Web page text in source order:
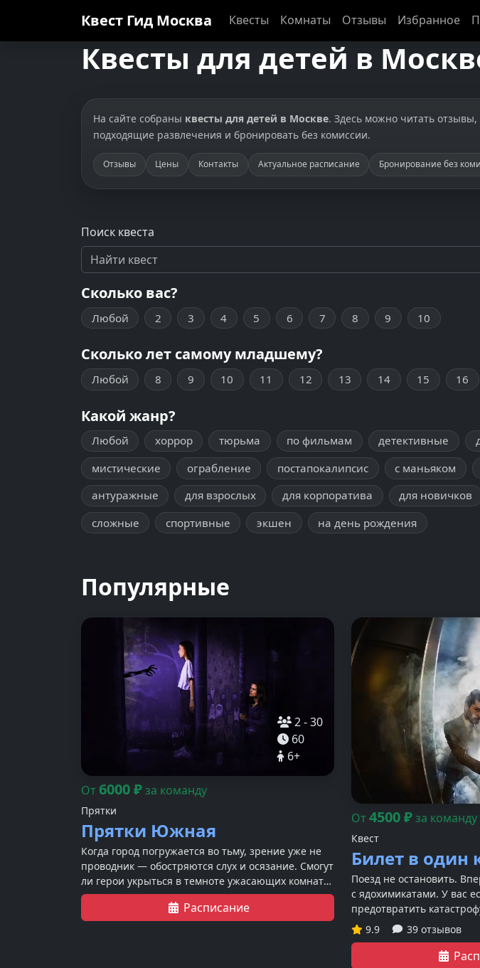
Квест Гид Москва Квесты Комнаты Отзывы Избранное
Квесты для детей в
На сайте собраны квесты для детей в Москве. Здесь можно читать
подходящие развлечения и бронировать без комиссии.
Отзывы Цены Контакты Актуальное расписание Бронирование без
Поиск квеста
Сколько вас?
Любой 2 3 4 5 6 7 8 9 10
Сколько лет самому младшему?
Любой 8 9 10 11 12 13 14 15 16
Какой жанр?
Любой хоррор тюрьма по фильмам детективные
мистические
ограбление постапокалипсис с маньяком
антуражные
для взрослых для корпоратива для новичков
сложные
спортивные экшен на день рождения
Популярные
2-30
60
6+
От6000₽за команду
Прятки
Прятки Южная
Когда город погружается во тьму, зрение уже не
проводник — обостряются слух и осязание. Смогут
ли герои укрыться в темноте ужасающих комнат
так, чтобы их не нашли?
Расписание
От4500₽за команду
Квест
Билет в один
Поезд не остановить.
с ядохимикатами. У вас
предотвратить
9.9
39 отзывов